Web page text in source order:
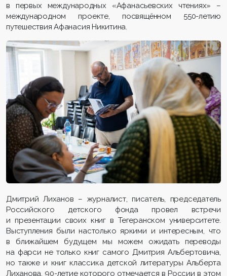
в первых международных «Афанасьевских чтениях» –
международном проекте, посвящённом 550-летию
путешествия Афанасия Никитина.
Дмитрий Лиханов – журналист, писатель, председатель
Российского детского фонда провел встречи
и презентации своих книг в Тегеранском университете.
Выступления были настолько яркими и интересным, что
в ближайшем будущем мы можем ожидать переводы
на фарси не только книг самого Дмитрия Альбертовича,
но также и книг классика детской литературы Альберта
Лиханова, 90-летие которого отмечается в России в этом